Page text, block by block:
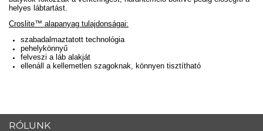
helyes lábtartást.
Croslite™ alapanyag tulajdonságai:
szabadalmaztatott technológia
pehelykönnyű
felveszi a láb alakját
ellenáll a kellemetlen szagoknak, könnyen tisztítható
RÓLUNK